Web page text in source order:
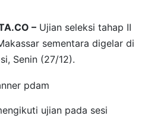
– Ujian seleksi tahap II
sementara digelar di
Senin (27/12).
ujian pada sesi